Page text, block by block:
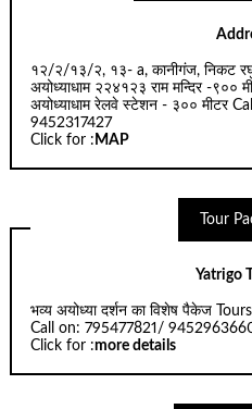
१२/२/१३/२, १३- a, कानीगंज, निकट
अयोध्याधाम २२४१२३ राम मन्दिर -९००
अयोध्याधाम रेलवे स्टेशन - ३०० मीटर
9452317427
Click for : MAP
Tour
Yatrigo
भव्य अयोध्या दर्शन का विशेष पैकेज
Call on: 795477821/
Click for :more details